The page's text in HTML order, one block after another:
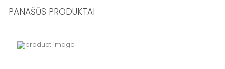
PANAŠŪS PRODUKTAI